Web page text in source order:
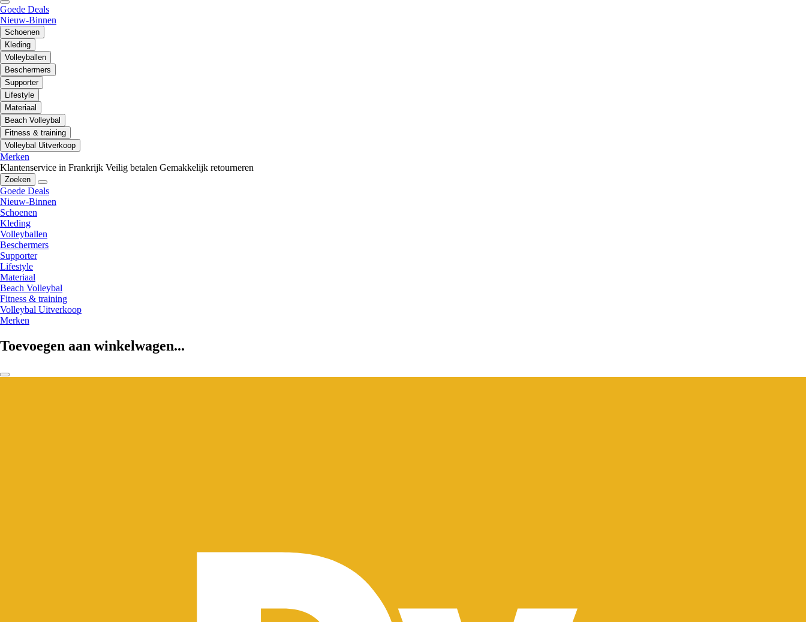
Goede Deals
Nieuw-Binnen
Schoenen
Kleding
Volleyballen
Beschermers
Supporter
Lifestyle
Materiaal
Beach Volleybal
Fitness & training
Volleybal Uitverkoop
Merken
Klantenservice in Frankrijk Veilig betalen Gemakkelijk retourneren
Zoeken
Goede Deals
Nieuw-Binnen
Schoenen
Kleding
Volleyballen
Beschermers
Supporter
Lifestyle
Materiaal
Beach Volleybal
Fitness & training
Volleybal Uitverkoop
Merken
Toevoegen aan winkelwagen...